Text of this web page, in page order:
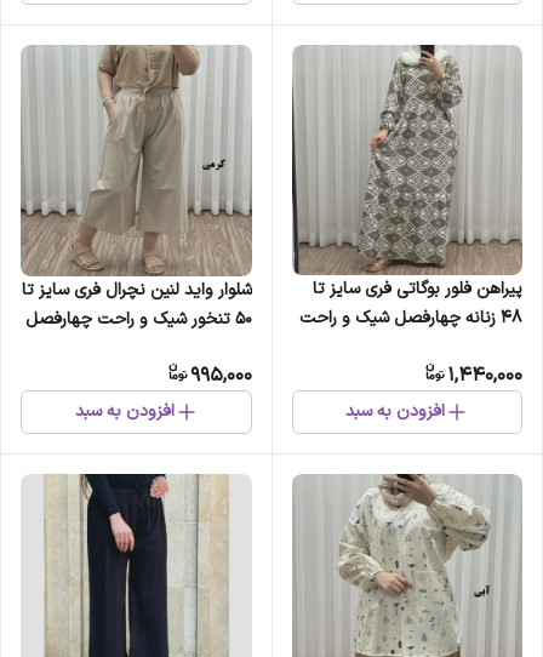
پیراهن فلور بوگاتی فری سایز تا
48 زنانه چهارفصل شیک و راحت
1,440,000
افزودن به سبد
شلوار واید لنین نچرال فری سایز تا
50 تنخور شیک و راحت چهارفصل
995,000
افزودن به سبد